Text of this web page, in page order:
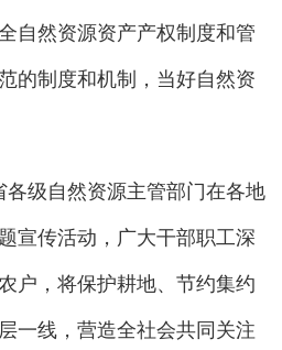
自然资源资产产权制度和管
的制度和机制，当好自然资
级自然资源主管部门在各地
宣传活动，广大干部职工深
户，将保护耕地、节约集约
一线，营造全社会共同关注